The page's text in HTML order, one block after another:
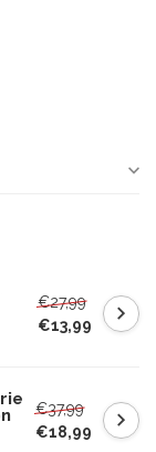
€27,99
€13,99
€37,99
€18,99